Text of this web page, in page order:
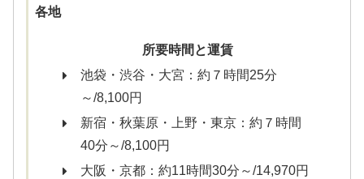
各地
所要時間と運賃
池袋・渋谷・大宮：約７時間25分
～/8,100円
新宿・秋葉原・上野・東京：約７時間
40分～/8,100円
大阪・京都：約11時間30分～/14,970円